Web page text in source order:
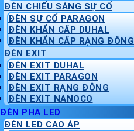
ĐÈN CHIẾU SÁNG SỰ CỐ
ĐÈN SỰ CỐ PARAGON
ĐÈN KHẨN CẤP DUHAL
ĐÈN KHẨN CẤP RẠNG ĐÔNG
ĐÈN EXIT
ĐÈN EXIT DUHAL
ĐÈN EXIT PARAGON
ĐÈN EXIT RẠNG ĐÔNG
ĐÈN EXIT NANOCO
ĐÈN PHA LED
ĐÈN LED CAO ÁP